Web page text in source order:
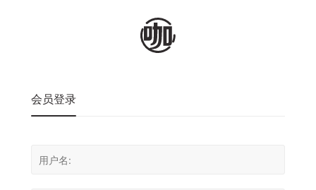
会员登录